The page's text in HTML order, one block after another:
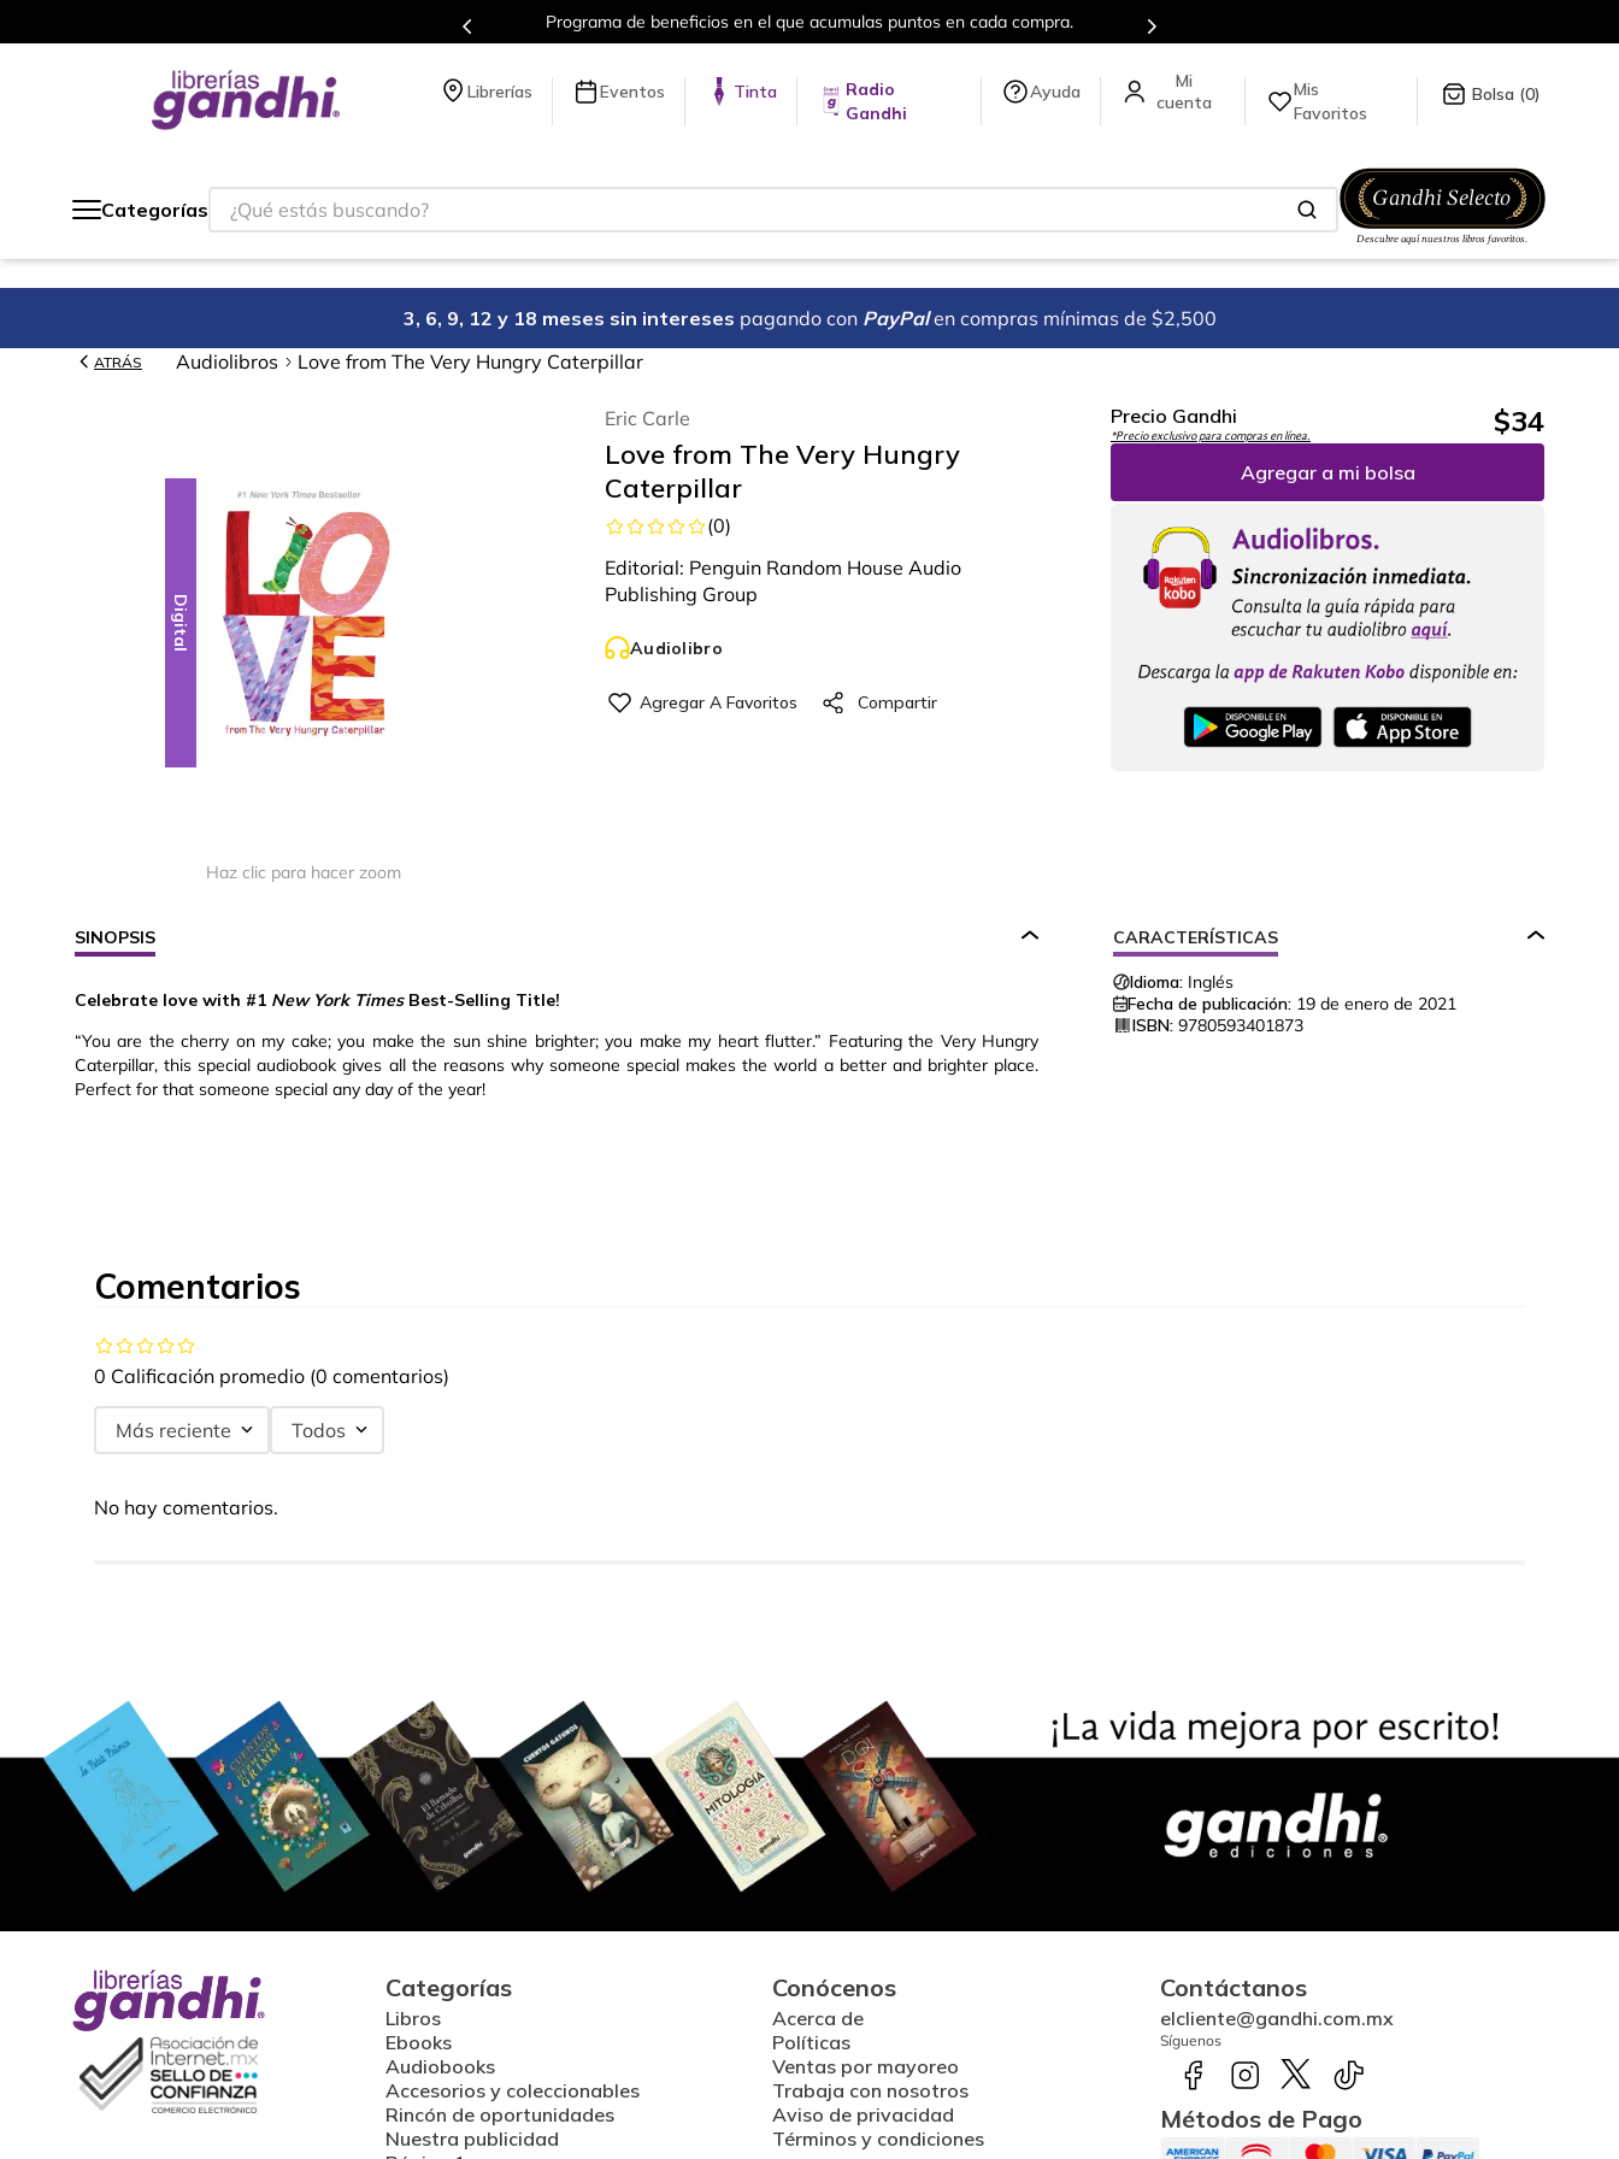
Programa de beneficios en el que acumulas puntos en cada compra.
Librerías Eventos Tinta
Radio
Gandhi
Ayuda
Mis
Favoritos
0
Categorías
¿Qué estás buscando?
3, 6, 9, 12 y 18 meses sin intereses pagando con PayPal en compras mínimas de $2,500
ATRÁS Audiolibros Love from The Very Hungry Caterpillar
Digital
Haz clic para hacer zoom
Eric Carle
Love from The Very Hungry
Caterpillar
(0)
Editorial: Penguin Random House Audio
Publishing Group
Audiolibro
Precio Gandhi
*Precio exclusivo para compras en línea. $34
Agregar a mi bolsa
SINOPSIS
Celebrate love with #1 New York TimesBest-Selling Title!
“You are the cherry on my cake; you make the sun shine brighter; you make my heart flutter.” Featuring the Very Hungry
Caterpillar, this special audiobook gives all the reasons why someone special makes the world a better and brighter place.
Perfect for that someone special any day of the year!
CARACTERÍSTICAS
Idioma: Inglés
Fecha de publicación: 19 de enero de 2021
ISBN: 9780593401873
Comentarios
0 Calificación promedio (0 comentarios)
Más reciente Todos
No hay comentarios.
Categorías
Libros
Ebooks
Audiobooks
Accesorios y coleccionables
Rincón de oportunidades
Nuestra publicidad
Conócenos
Acerca de
Políticas
Ventas por mayoreo
Trabaja con nosotros
Aviso de privacidad
Términos y condiciones
Contáctanos
elcliente@gandhi.com.mx
Síguenos
Métodos de Pago